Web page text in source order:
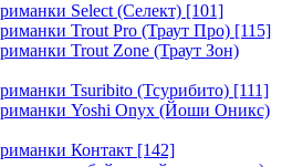
Select (Селект) [101]
Trout Pro (Траут Про) [115]
Trout Zone (Траут Зон)
Tsuribito (Тсурибито) [111]
Yoshi Onyx (Йоши Оникс)
Контакт [142]